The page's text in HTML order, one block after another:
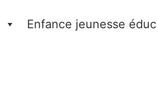
Enfance jeunesse